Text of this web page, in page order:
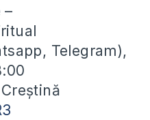
–
Telegram),